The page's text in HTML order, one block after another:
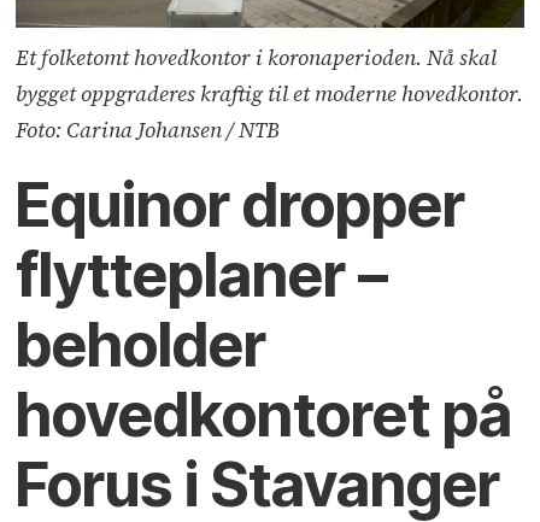
Et folketomt hovedkontor i koronaperioden. Nå skal
bygget oppgraderes kraftig til et moderne hovedkontor.
Foto: Carina Johansen / NTB
Equinor dropper
flytteplaner –
beholder
hovedkontoret på
Forus i Stavanger